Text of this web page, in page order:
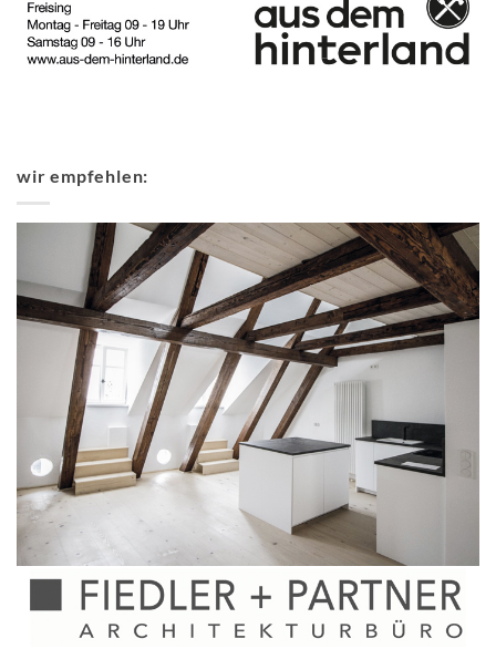
wir empfehlen: